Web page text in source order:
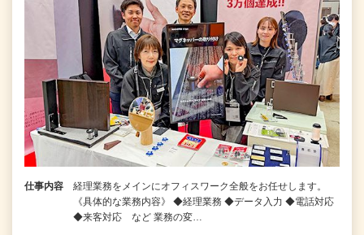
仕事内容
経理業務をメインにオフィスワーク全般をお任せします。
《具体的な業務内容》 ◆経理業務 ◆データ入力 ◆電話対応
◆来客対応 など 業務の変…